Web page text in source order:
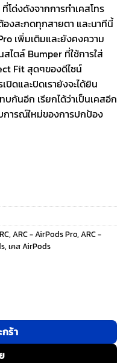
โด่งดังจากการทำเคสโทร
งสะกดทุกสายตา และนาทีนี้
เพิ่มเติมและยังคงความ
ไตล์ Bumper ที่ใช้การใส่
Fit สุดๆของดีไซน์
ปิดและปิดเรายังจะได้ยิน
บกันอีก เรียกได้ว่าเป็นเคสอีก
การณ์ใหม่ของการปกป้อง
, ARC - AirPods Pro, ARC -
, เคส AirPods
Pro 2/1 - สี Matte Black
ร้า